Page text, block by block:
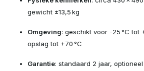
gewicht ±13,5 kg
Omgeving: geschikt voor -25 °C tot
opslag tot +70 °C
Garantie: standaard 2 jaar,